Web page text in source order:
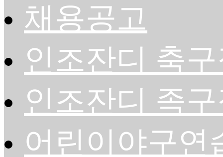
채용공고
인조잔디 축
인조잔디 족
어린이야구연